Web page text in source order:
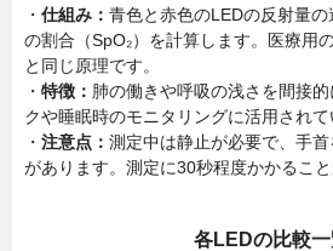
・ 仕組み： 青色と赤色のLEDの反射量
の割合（SpO₂）を計算します。医療用
と同じ原理です。
・ 特徴： 肺の働きや呼吸の浅さを間接
クや睡眠時のモニタリングに活用されて
・ 注意点： 測定中は静止が必要で、手
があります。測定に30秒程度かかること
各LEDの比較